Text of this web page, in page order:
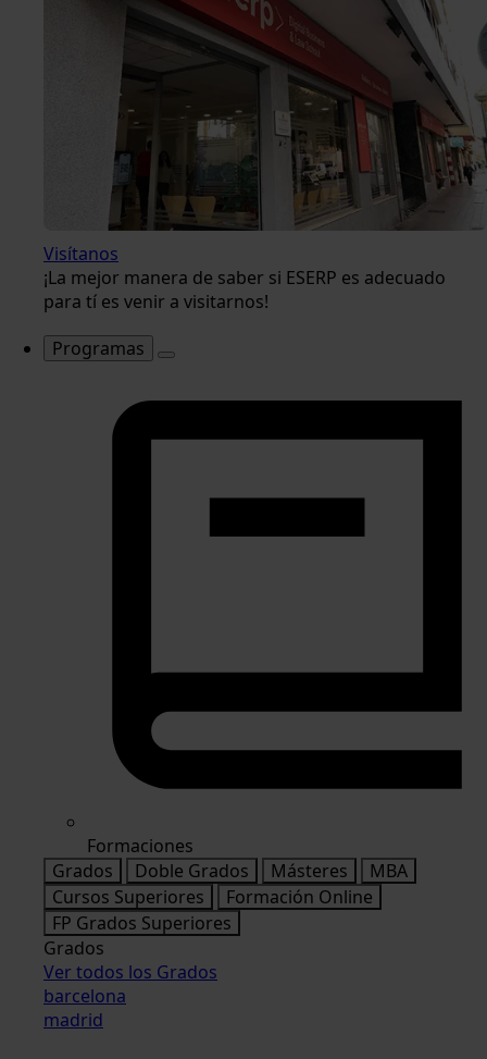
Visítanos
¡La mejor manera de saber si ESERP es adecuado
para tí es venir a visitarnos!
Programas
Formaciones
Grados
Doble Grados Másteres
MBA
Cursos Superiores
Formación Online
FP Grados Superiores
Grados
Ver todos los Grados
barcelona
madrid